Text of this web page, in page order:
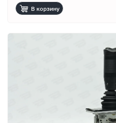
В корзину